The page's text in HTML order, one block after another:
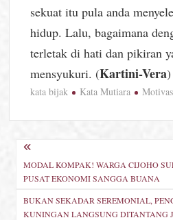
sekuat itu pula anda
hidup. Lalu, bagaimana
terletak di hati dan pikiran
mensyukuri. (Kartini-Vera)
kata bijak Kata Mutiara
Navigasi
pos
MODAL KOMPAK! WARGA CIJOHO
PUSAT EKONOMI SANGGA BUANA
BUKAN SEKADAR SEREMONIAL,
KUNINGAN LANGSUNG DITANTANG